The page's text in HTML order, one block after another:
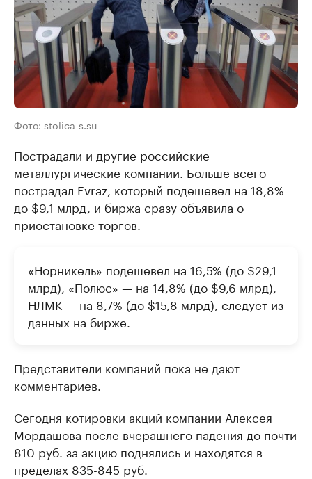
Фото: stolica-s.su
Пострадали и другие российские
металлургические компании. Больше всего
пострадал Evraz, который подешевел на 18,8%
до $9,1 млрд, и биржа сразу объявила о
приостановке торгов.
«Норникель» подешевел на 16,5% (до $29,1
млрд), «Полюс» — на 14,8% (до $9,6 млрд),
НЛМК — на 8,7% (до $15,8 млрд), следует из
данных на бирже.
Представители компаний пока не дают
комментариев.
Сегодня котировки акций компании Алексея
Мордашова после вчерашнего падения до почти
810 руб. за акцию поднялись и находятся в
пределах 835-845 руб.